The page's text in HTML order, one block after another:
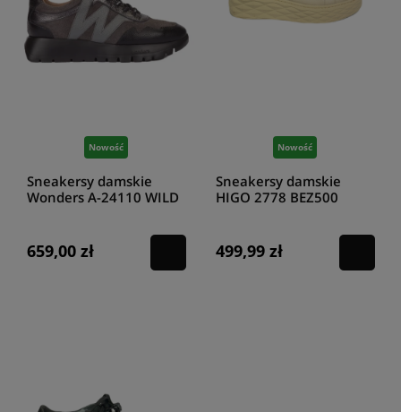
Nowość
Sneakersy damskie
Wonders A-24110 WILD
659,00 zł
Nowość
Sneakersy damskie
HIGO 2778 BEZ500
499,99 zł